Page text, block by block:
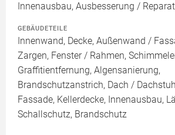
Innenausbau, Ausbesserung /
GEBÄUDETEILE
Innenwand, Decke, Außenwand /
Zargen, Fenster / Rahmen,
Graffitientfernung, Algensanierung,
Brandschutzanstrich, Dach /
Fassade, Kellerdecke, Innenausbau,
Schallschutz, Brandschutz